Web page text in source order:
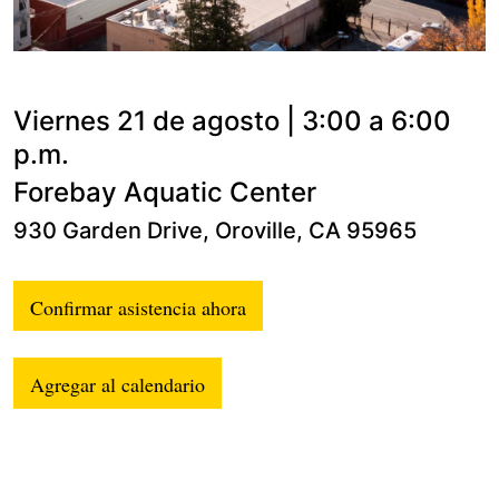
Viernes 21 de agosto | 3:00 a 6:00
p.m.
Forebay Aquatic Center
930 Garden Drive, Oroville, CA 95965
Confirmar asistencia ahora
Agregar al calendario